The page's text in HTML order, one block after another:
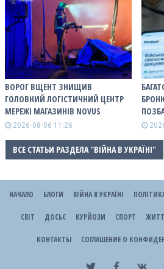
ВОРОГ ВЩЕНТ ЗНИЩИВ
ГОЛОВНИЙ ЛОГІСТИЧНИЙ ЦЕНТР
МЕРЕЖІ МАГАЗИНІВ NOVUS
2026-08-06 11:26
ВСЕ СТАТЬИ РАЗДЕЛА "ВІЙНА В УКРАЇНІ"
НАЧАЛО БЛОГИ ВІЙНА В УКРАЇНІ
СВІТ ДОСЬЄ КУРЙОЗИ СПОРТ
КОНТАКТЫ СОГЛАШЕНИЕ О